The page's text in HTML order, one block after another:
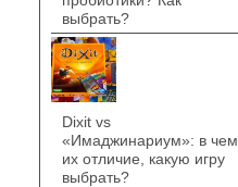
выбрать?
Dixit vs
«Имаджинариум»: в чем
их отличие, какую игру
выбрать?